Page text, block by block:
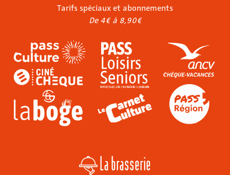
Tarifs spéciaux et abonnements
De 4€ à 8,90€
La brasserie